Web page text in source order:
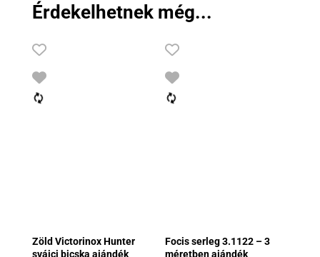
Érdekelhetnek még...
Zöld Victorinox Hunter
svájci bicska ajándék
Focis serleg 3.1122 – 3
méretben ajándék